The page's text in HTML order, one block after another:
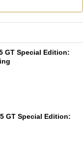
GT Special Edition:
GT Special Edition: